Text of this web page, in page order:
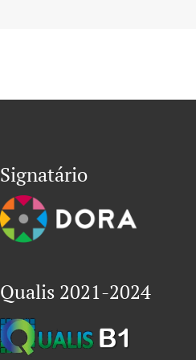
Signatário
Qualis 2021-2024